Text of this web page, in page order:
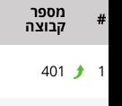
# מספר
קבוצה
1
401